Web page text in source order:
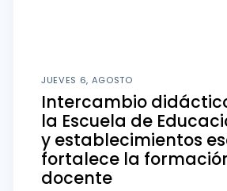
JUEVES 6, AGOSTO
Intercambio
la Escuela de
y establecimientos
fortalece la
docente